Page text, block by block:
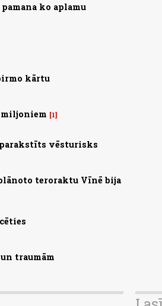
ko aplamu
kārtu
1
vēsturisks
teroraktu Vīnē bija
traumām